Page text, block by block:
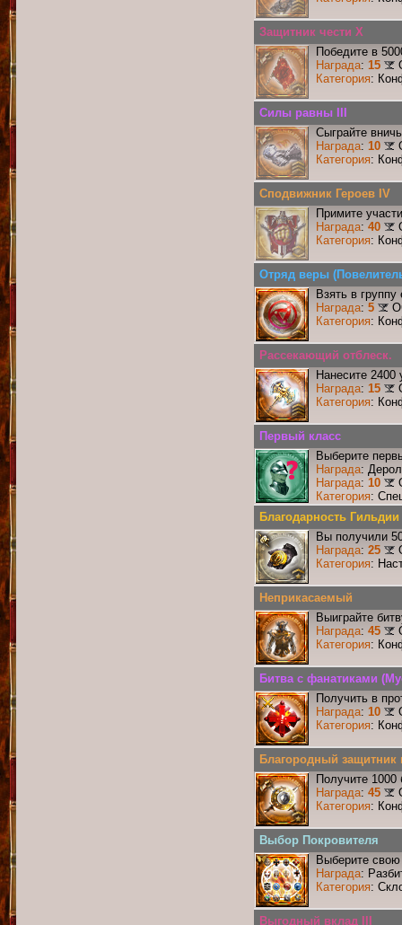
Защитник чести X
Победите в
Награда: 15
Категория:
Силы равны III
Сыграйте
Награда: 10
Категория:
Сподвижник Героев IV
Примите
Награда: 40
Категория:
Отряд веры
Взять в
Награда: 5
Категория:
Рассекающий отблеск.
Нанесите 2400
Награда: 15
Категория:
Первый класс
Выберите
Награда:
Награда: 10
Категория:
Благодарность Гильдии
Вы получили
Награда: 25
Категория:
Неприкасаемый
Выиграйте
Награда: 45
Категория:
Битва с фанатиками
Получить в
Награда: 10
Категория:
Благородный защитник
Получите 1000
Награда: 45
Категория:
Выбор Покровителя
Выберите свою
Награда:
Категория:
Выгодный вклад III